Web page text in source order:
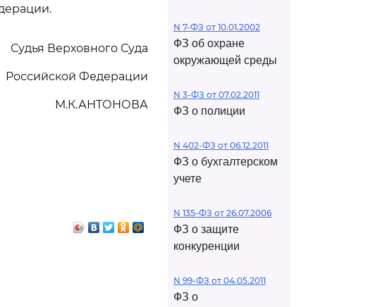
Судья Верховного Суда
Российской Федерации
М.К.АНТОНОВА
N 7-ФЗ от 10.01.2002
ФЗ об охране
окружающей среды
N 3-ФЗ от 07.02.2011
ФЗ о полиции
N 402-ФЗ от 06.12.2011
ФЗ о бухгалтерском
учете
N 135-ФЗ от 26.07.2006
ФЗ о защите
конкуренции
N 99-ФЗ от 04.05.2011
ФЗ о